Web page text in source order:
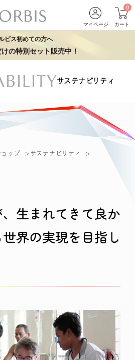
マイページ
0
カート
ビス初めての方へ
の特別セット販売中！
サステナビリティ
ップ
サステナビリティ
生まれてきて良か
世界の実現を目指し